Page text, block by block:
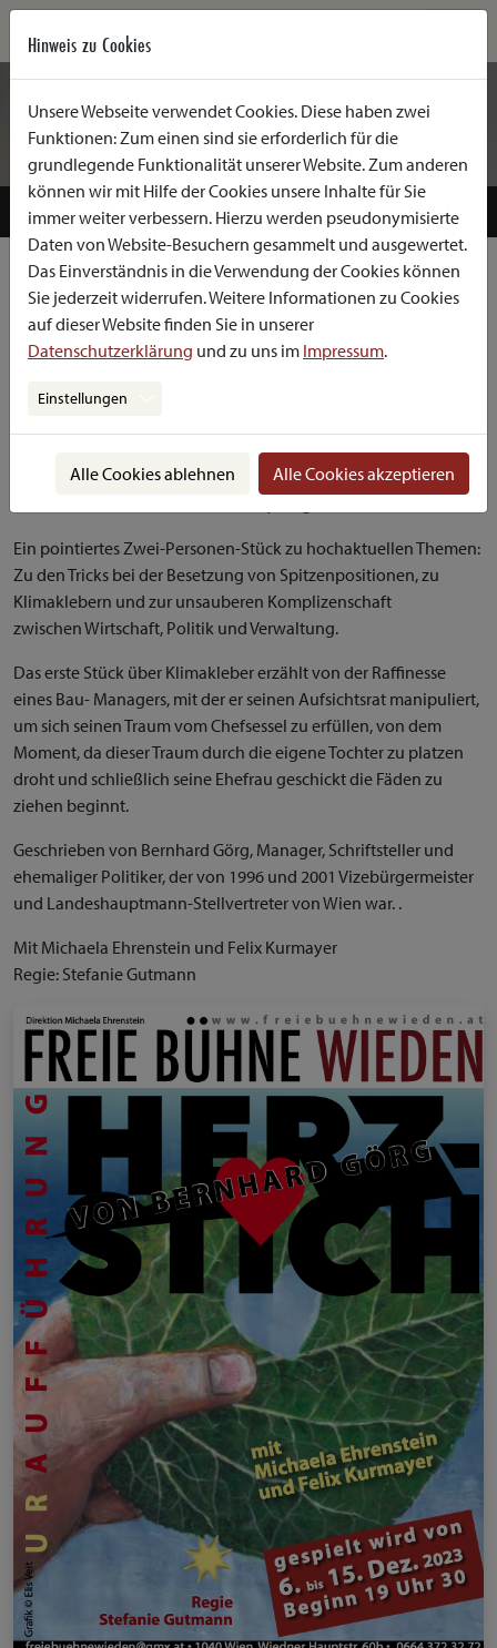
ÜBERSICHT MEDIEN
HERZSTICH VON BERNHARD GÖRG
Zum Stück
ersehnten Karrieresprung: Er soll Generaldirektor werden.
vorbereitet hat, gewonnen. Die offizielle Bestellung durch den
Aufsichtsrat ist nur mehr Formsache. Da erreicht ihn und seine
Ein pointiertes Zwei-Personen-Stück zu hochaktuellen Themen:
Zu den Tricks bei der Besetzung von Spitzenpositionen, zu
Klimaklebern und zur unsauberen Komplizenschaft
zwischen Wirtschaft, Politik und Verwaltung.
Das erste Stück über Klimakleber erzählt von der Raffinesse
eines Bau- Managers, mit der er seinen Aufsichtsrat manipuliert,
um sich seinen Traum vom Chefsessel zu erfüllen, von dem
Moment, da dieser Traum durch die eigene Tochter zu platzen
droht und schließlich seine Ehefrau geschickt die Fäden zu
ziehen beginnt.
Geschrieben von Bernhard Görg, Manager, Schriftsteller und
ehemaliger Politiker, der von 1996 und 2001 Vizebürgermeister
und Landeshauptmann-Stellvertreter von Wien war. .
Mit Michaela Ehrenstein und Felix Kurmayer
Regie: Stefanie Gutmann
Hinweis zu Cookies
Unsere Webseite verwendet Cookies. Diese haben zwei
Funktionen: Zum einen sind sie erforderlich für die
grundlegende Funktionalität unserer Website. Zum anderen
können wir mit Hilfe der Cookies unsere Inhalte für Sie
immer weiter verbessern. Hierzu werden pseudonymisierte
Daten von Website-Besuchern gesammelt und ausgewertet.
Das Einverständnis in die Verwendung der Cookies können
Sie jederzeit widerrufen. Weitere Informationen zu Cookies
auf dieser Website finden Sie in unserer
Datenschutzerklärung und zu uns im Impressum.
Einstellungen
Alle Cookies ablehnen Alle Cookies akzeptieren